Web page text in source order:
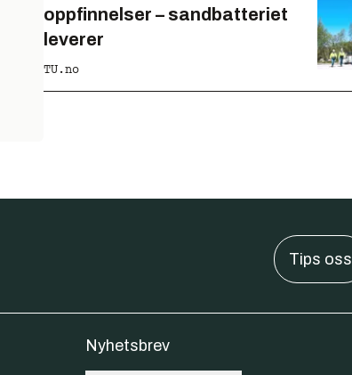
oppfinnelser – sandbatteriet
leverer
TU.no
Tips oss
Nyhetsbrev